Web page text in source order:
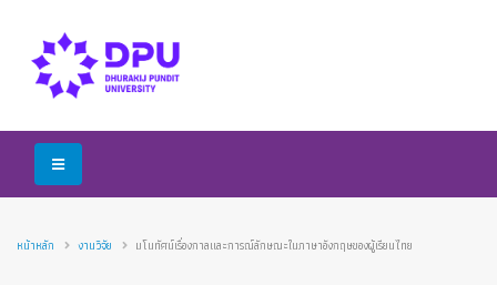
หน้าหลัก งานวิจัย มโนทัศน์เรื่องกาลและการณ์ลักษณะในภาษาอังกฤษของผู้เรียนไทย